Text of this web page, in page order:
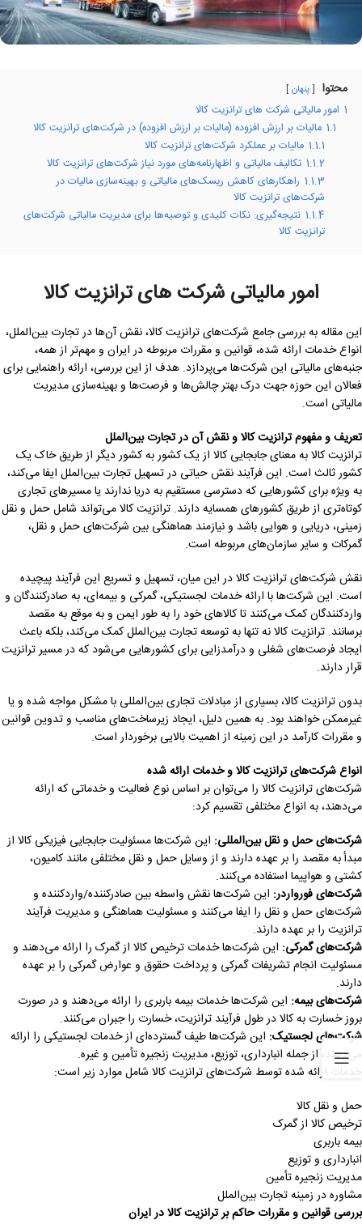
محتوا پنهان
1 امور مالیاتی شرکت های ترانزیت کالا
1.1 مالیات بر ارزش افزوده (مالیات بر ارزش افزوده) در شرکت‌های ترانزیت کالا
1.1.1 مالیات بر عملکرد شرکت‌های ترانزیت کالا
1.1.2 تکالیف مالیاتی و اظهارنامه‌های مورد نیاز شرکت‌های ترانزیت کالا
1.1.3 راهکارهای کاهش ریسک‌های مالیاتی و بهینه‌سازی مالیات در
شرکت‌های ترانزیت کالا
1.1.4 نتیجه‌گیری: نکات کلیدی و توصیه‌ها برای مدیریت مالیاتی شرکت‌های
ترانزیت کالا
امور مالیاتی شرکت های ترانزیت کالا
این مقاله به بررسی جامع شرکت‌های ترانزیت کالا، نقش آن‌ها در تجارت بین‌الملل،
انواع خدمات ارائه شده، قوانین و مقررات مربوطه در ایران و مهم‌تر از همه،
جنبه‌های مالیاتی این شرکت‌ها می‌پردازد. هدف از این بررسی، ارائه راهنمایی برای
فعالان این حوزه جهت درک بهتر چالش‌ها و فرصت‌ها و بهینه‌سازی مدیریت
مالیاتی است.
تعریف و مفهوم ترانزیت کالا و نقش آن در تجارت بین‌الملل
ترانزیت کالا به معنای جابجایی کالا از یک کشور به کشور دیگر از طریق خاک یک
کشور ثالث است. این فرآیند نقش حیاتی در تسهیل تجارت بین‌الملل ایفا می‌کند،
به ویژه برای کشورهایی که دسترسی مستقیم به دریا ندارند یا مسیرهای تجاری
کوتاه‌تری از طریق کشورهای همسایه دارند. ترانزیت کالا می‌تواند شامل حمل و نقل
زمینی، دریایی و هوایی باشد و نیازمند هماهنگی بین شرکت‌های حمل و نقل،
گمرکات و سایر سازمان‌های مربوطه است.
نقش شرکت‌های ترانزیت کالا در این میان، تسهیل و تسریع این فرآیند پیچیده
است. این شرکت‌ها با ارائه خدمات لجستیکی، گمرکی و بیمه‌ای، به صادرکنندگان و
واردکنندگان کمک می‌کنند تا کالاهای خود را به طور ایمن و به موقع به مقصد
برسانند. ترانزیت کالا نه تنها به توسعه تجارت بین‌الملل کمک می‌کند، بلکه باعث
ایجاد فرصت‌های شغلی و درآمدزایی برای کشورهایی می‌شود که در مسیر ترانزیت
قرار دارند.
بدون ترانزیت کالا، بسیاری از مبادلات تجاری بین‌المللی با مشکل مواجه شده و یا
غیرممکن خواهند بود. به همین دلیل، ایجاد زیرساخت‌های مناسب و تدوین قوانین
و مقررات کارآمد در این زمینه از اهمیت بالایی برخوردار است.
انواع شرکت‌های ترانزیت کالا و خدمات ارائه شده
شرکت‌های ترانزیت کالا را می‌توان بر اساس نوع فعالیت و خدماتی که ارائه
می‌دهند، به انواع مختلفی تقسیم کرد:
شرکت‌های حمل و نقل بین‌المللی: این شرکت‌ها مسئولیت جابجایی فیزیکی کالا از
مبدأ به مقصد را بر عهده دارند و از وسایل حمل و نقل مختلفی مانند کامیون،
کشتی و هواپیما استفاده می‌کنند.
شرکت‌های فورواردر: این شرکت‌ها نقش واسطه بین صادرکننده/واردکننده و
شرکت‌های حمل و نقل را ایفا می‌کنند و مسئولیت هماهنگی و مدیریت فرآیند
ترانزیت را بر عهده دارند.
شرکت‌های گمرکی: این شرکت‌ها خدمات ترخیص کالا از گمرک را ارائه می‌دهند و
مسئولیت انجام تشریفات گمرکی و پرداخت حقوق و عوارض گمرکی را بر عهده
دارند.
شرکت‌های بیمه: این شرکت‌ها خدمات بیمه باربری را ارائه می‌دهند و در صورت
بروز خسارت به کالا در طول فرآیند ترانزیت، خسارت را جبران می‌کنند.
شرکت‌های لجستیک: این شرکت‌ها طیف گسترده‌ای از خدمات لجستیکی را ارائه
می‌دهند، از جمله انبارداری، توزیع، مدیریت زنجیره تأمین و غیره.
خدمات ارائه شده توسط شرکت‌های ترانزیت کالا شامل موارد زیر است:
حمل و نقل کالا
ترخیص کالا از گمرک
بیمه باربری
انبارداری و توزیع
مدیریت زنجیره تأمین
مشاوره در زمینه تجارت بین‌الملل
بررسی قوانین و مقررات حاکم بر ترانزیت کالا در ایران